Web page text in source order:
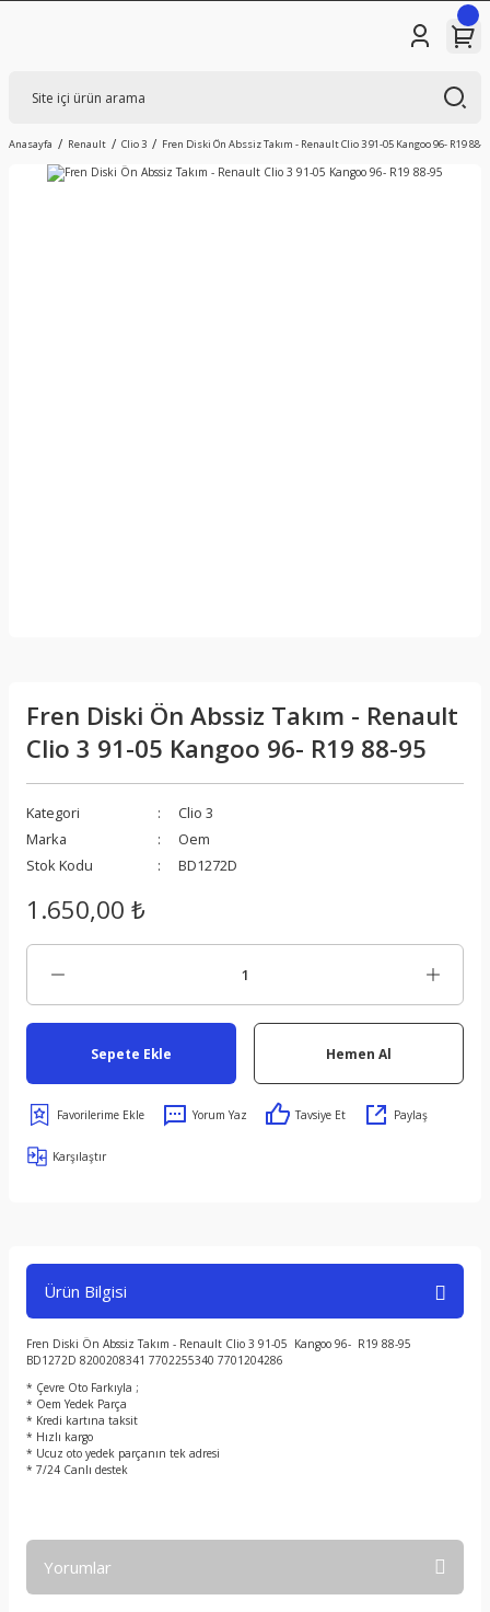
Anasayfa Renault Clio 3 Fren Diski Ön Abssiz Takım - Renault Clio 3 91-05 Kangoo 96- R19 88-
Fren Diski Ön Abssiz Takım - Renault
Clio 3 91-05 Kangoo 96- R19 88-95
Kategori
Clio 3
Marka
Oem
Stok Kodu
BD1272D
1.650,00 ₺
Sepete Ekle Hemen Al
Yorum Yaz Tavsiye Et Paylaş
Karşılaştır
Ürün Bilgisi
Fren Diski Ön Abssiz Takım - Renault Clio 3 91-05 Kangoo 96- R19 88-95
BD1272D 8200208341 7702255340 7701204286
* Çevre Oto Farkıyla ;
* Oem Yedek Parça
* Kredi kartına taksit
* Hızlı kargo
* Ucuz oto yedek parçanın tek adresi
* 7/24 Canlı destek
Yorumlar